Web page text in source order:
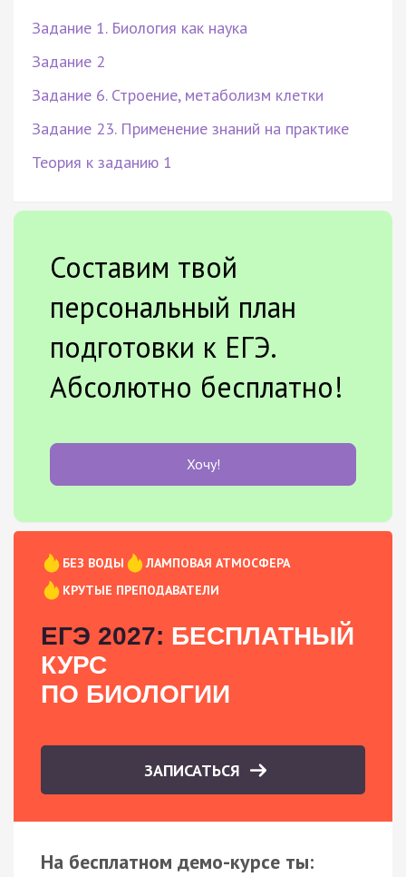
Задание 1. Биология как наука
Задание 2
Задание 6. Строение, метаболизм клетки
Задание 23. Применение знаний на практике
Теория к заданию 1
Составим твой
персональный план
подготовки к ЕГЭ.
Абсолютно бесплатно!
Хочу!
БЕЗ ВОДЫ
ЛАМПОВАЯ АТМОСФЕРА
КРУТЫЕ ПРЕПОДАВАТЕЛИ
ЕГЭ 2027: БЕСПЛАТНЫЙ
КУРС
ПО БИОЛОГИИ
ЗАПИСАТЬСЯ
На бесплатном демо-курсе ты: